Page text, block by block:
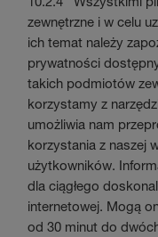
zewnętrzne i w celu
ich temat należy
prywatności
takich podmiotów
korzystamy z
umożliwia nam
korzystania z naszej
użytkowników.
dla ciągłego
internetowej. Mogą
od 30 minut do